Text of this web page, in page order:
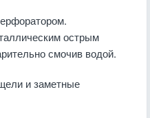
острым
смочив водой.
и заметные